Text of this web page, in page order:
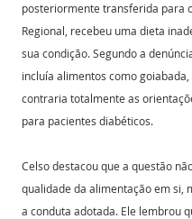
posteriormente transferida para
Regional, recebeu uma dieta
sua condição. Segundo a
incluía alimentos como goiabada,
contraria totalmente as
para pacientes diabéticos.
Celso destacou que a questão
qualidade da alimentação em si,
a conduta adotada. Ele lembrou